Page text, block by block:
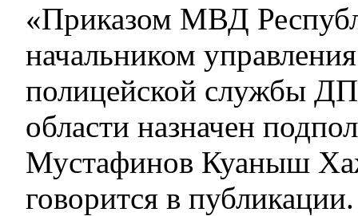
«Приказом МВД
начальником
полицейской службы
области назначен
Мустафинов Куаныш
говорится в